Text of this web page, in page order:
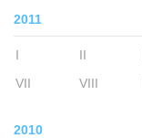
2011
I II
VII
VIII
2010